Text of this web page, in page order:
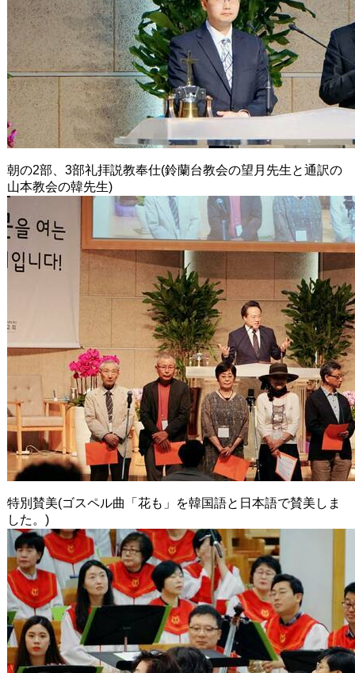
朝の2部、3部礼拝説教奉仕(鈴蘭台教会の望月先生と通訳の
山本教会の韓先生)
特別賛美(ゴスペル曲「花も」を韓国語と日本語で賛美しま
した。)